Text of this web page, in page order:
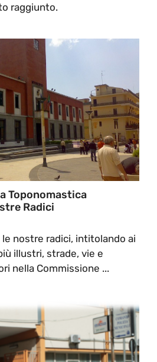
raggiunto.
Toponomastica
Radici
le nostre radici, intitolando ai
illustri, strade, vie e
nella Commissione ...